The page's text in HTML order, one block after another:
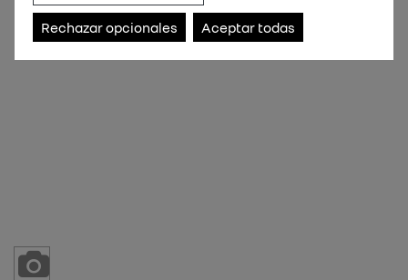
Rechazar opcionales Aceptar todas